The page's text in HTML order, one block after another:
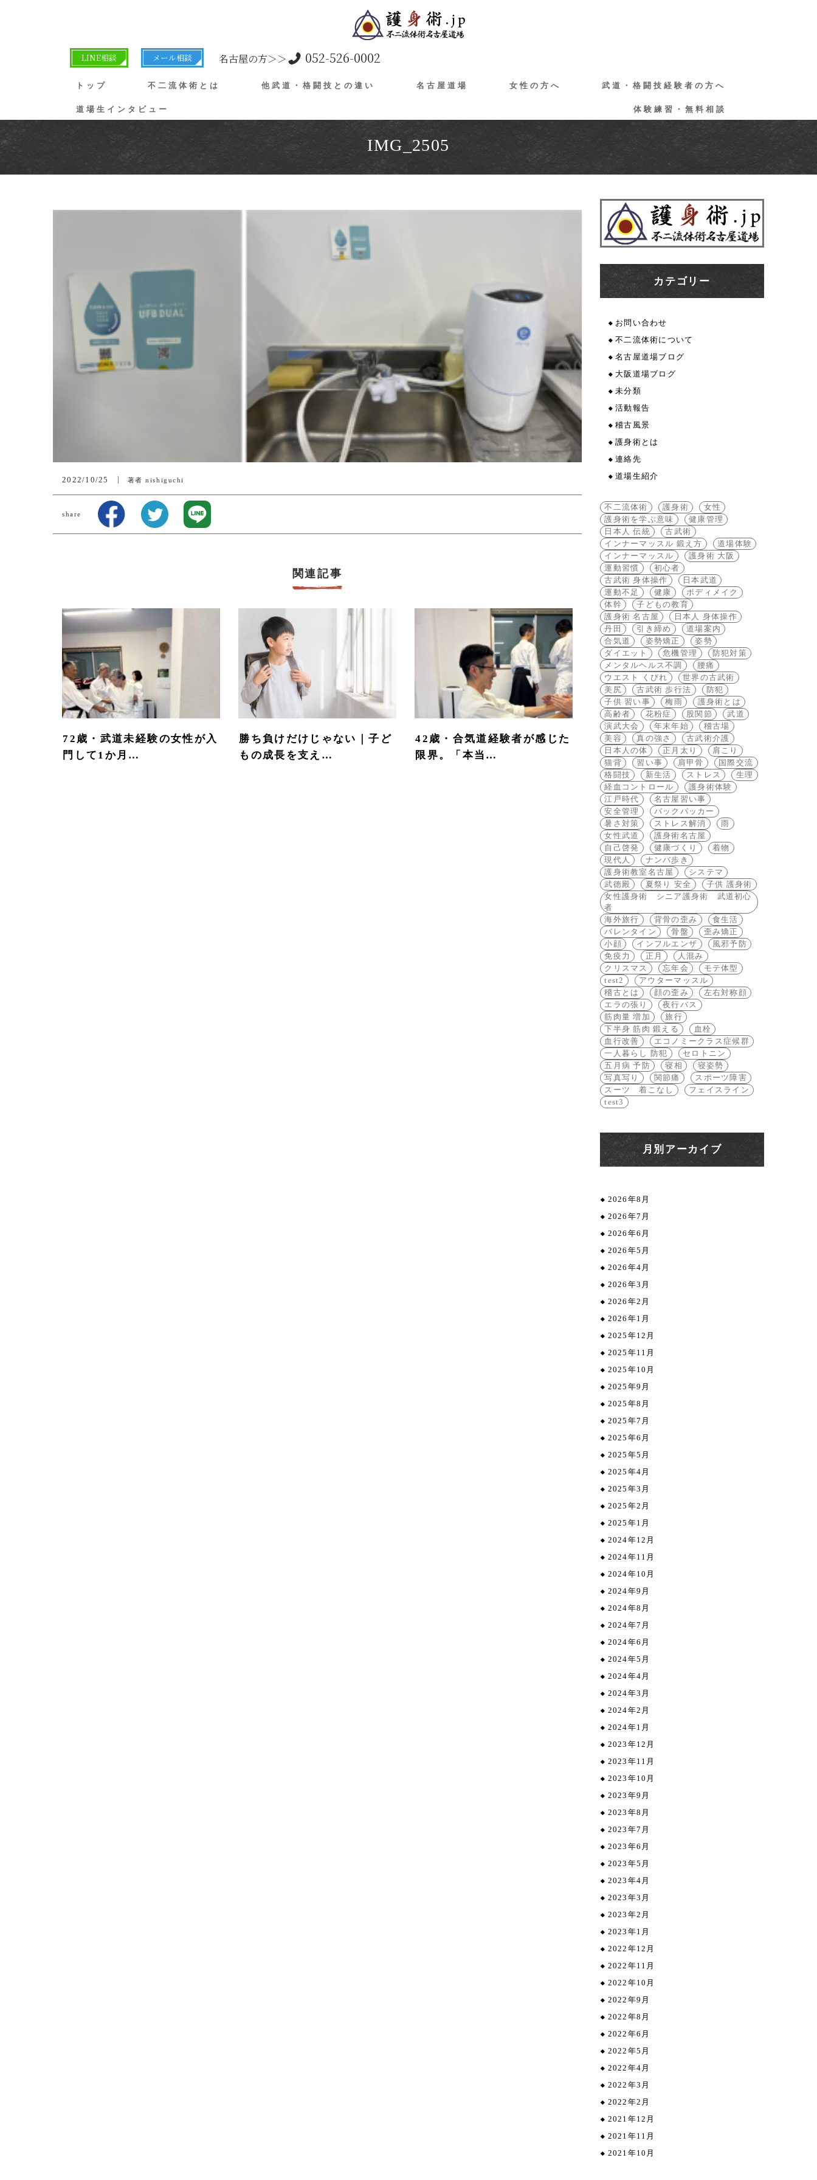
LINE相談 メール相談 名古屋の方＞＞ 052-526-0002
トップ 不二流体術とは 他武道・格闘技との違い 名古屋道場 女性の方へ 武道・格闘技経験者の方へ
道場生インタビュー 体験練習・無料相談
IMG_2505
2022/10/25 著者nishiguchi
share
関連記事
72歳・武道未経験の女性が入
門して1か月…
勝ち負けだけじゃない｜子ど
もの成長を支え…
42歳・合気道経験者が感じた
限界。「本当…
カテゴリー
お問い合わせ
不二流体術について
名古屋道場ブログ
大阪道場ブログ
未分類
活動報告
稽古風景
護身術とは
連絡先
道場生紹介
不二流体術 護身術
女性
護身術を学ぶ意味
健康管理
日本人 伝統
古武術
インナーマッスル 鍛え方
道場体験
インナーマッスル
護身術 大阪
運動習慣
初心者
古武術 身体操作
日本武道
運動不足
健康
ボディメイク
体幹
子どもの教育
護身術 名古屋
日本人 身体操作
丹田
引き締め
道場案内
合気道
姿勢矯正
姿勢
ダイエット
危機管理
防犯対策
メンタルヘルス不調
腰痛
ウエスト くびれ
世界の古武術
美尻
古武術 歩行法
防犯
子供 習い事
梅雨
護身術とは
高齢者
花粉症 股関節
武道
演武大会
年末年始
稽古場
美容
真の強さ
古武術介護
日本人の体
正月太り
肩こり
猫背
習い事 肩甲骨
国際交流
格闘技
新生活 ストレス
生理
経血コントロール
護身術体験
江戸時代
名古屋習い事
安全管理
バックパッカー
暑さ対策
ストレス解消
雨
女性武道
護身術名古屋
自己啓発
健康づくり
着物
現代人
ナンバ歩き
護身術教室名古屋
システマ
武徳殿
夏祭り 安全
子供 護身術
女性護身術 シニア護身術 武道初心
者
海外旅行
背骨の歪み
食生活
バレンタイン
骨盤
歪み矯正
小顔
インフルエンザ
風邪予防
免疫力
正月
人混み
クリスマス
忘年会
モテ体型
test2
アウターマッスル
稽古とは
顔の歪み
左右対称顔
エラの張り
夜行バス
筋肉量 増加
旅行
下半身 筋肉 鍛える
血栓
血行改善
エコノミークラス症候群
一人暮らし 防犯
セロトニン
五月病 予防
寝相
寝姿勢
写真写り
関節痛
スポーツ障害
スーツ 着こなし
フェイスライン
test3
月別アーカイブ
2026年8月
2026年7月
2026年6月
2026年5月
2026年4月
2026年3月
2026年2月
2026年1月
2025年12月
2025年11月
2025年10月
2025年9月
2025年8月
2025年7月
2025年6月
2025年5月
2025年4月
2025年3月
2025年2月
2025年1月
2024年12月
2024年11月
2024年10月
2024年9月
2024年8月
2024年7月
2024年6月
2024年5月
2024年4月
2024年3月
2024年2月
2024年1月
2023年12月
2023年11月
2023年10月
2023年9月
2023年8月
2023年7月
2023年6月
2023年5月
2023年4月
2023年3月
2023年2月
2023年1月
2022年12月
2022年11月
2022年10月
2022年9月
2022年8月
2022年6月
2022年5月
2022年4月
2022年3月
2022年2月
2021年12月
2021年11月
2021年10月